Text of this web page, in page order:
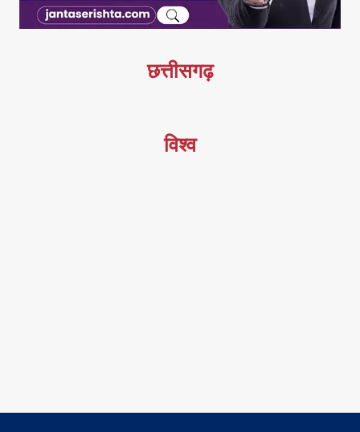
छत्तीसगढ़
विश्व